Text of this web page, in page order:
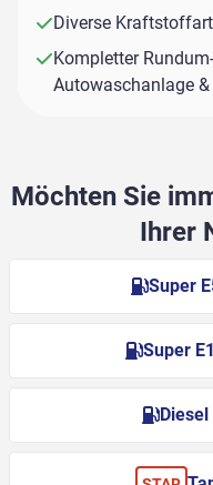
Diverse
Kompletter
Autowaschanlage
Möchten Sie
Ihrer
Super
Super